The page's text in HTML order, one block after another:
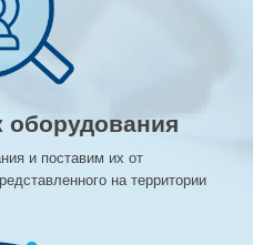
оборудования
и поставим их от
на территории